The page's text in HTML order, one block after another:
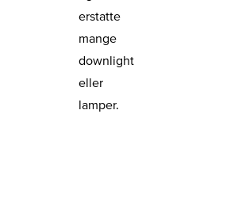
erstatte
mange
downlight
eller
lamper.